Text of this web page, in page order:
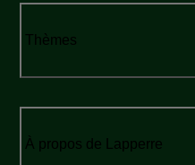
Thèmes
À propos de Lapperre